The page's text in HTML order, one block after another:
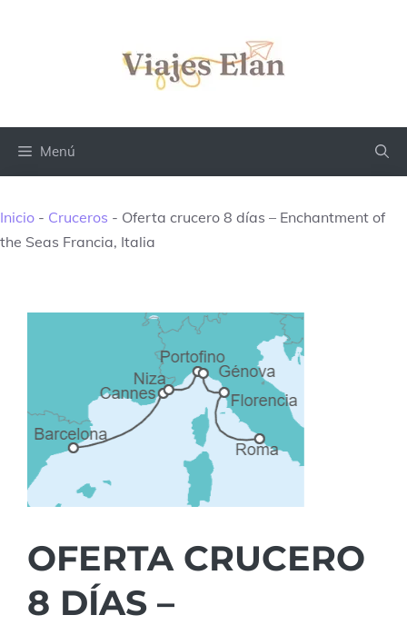
Menú
Inicio - Cruceros - Oferta crucero 8 días – Enchantment of
the Seas Francia, Italia
OFERTA CRUCERO
8 DÍAS –